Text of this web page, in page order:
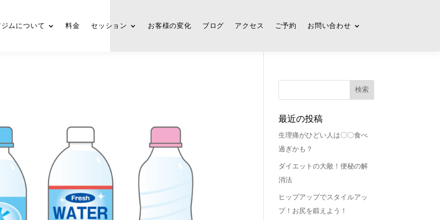
ムについて 料金 セッション お客様の変化 ブログ アクセス ご予約 お問い合わせ
最近の投稿
生理痛がひどい人は〇〇食べ
過ぎかも？
ダイエットの大敵！便秘の解
消法
ヒップアップでスタイルアッ
プ！お尻を鍛えよう！